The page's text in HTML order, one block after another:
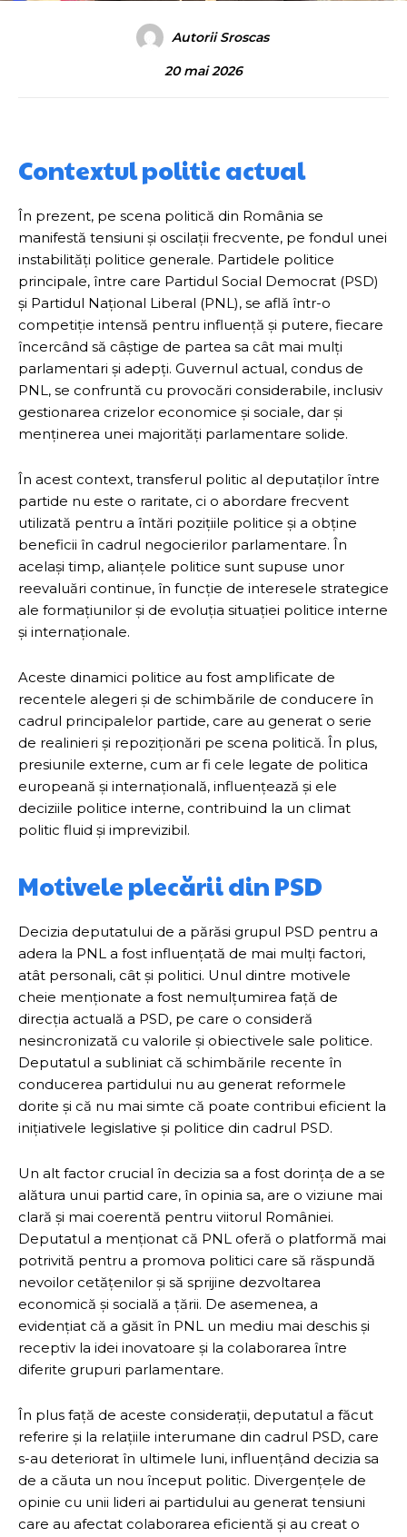
Autorii Sroscas
20 mai 2026
Contextul politic actual
În prezent, pe scena politică din România se
manifestă tensiuni și oscilații frecvente, pe fondul unei
instabilități politice generale. Partidele politice
principale, între care Partidul Social Democrat (PSD)
și Partidul Național Liberal (PNL), se află într-o
competiție intensă pentru influență și putere, fiecare
încercând să câștige de partea sa cât mai mulți
parlamentari și adepți. Guvernul actual, condus de
PNL, se confruntă cu provocări considerabile, inclusiv
gestionarea crizelor economice și sociale, dar și
menținerea unei majorități parlamentare solide.
În acest context, transferul politic al deputaților între
partide nu este o raritate, ci o abordare frecvent
utilizată pentru a întări pozițiile politice și a obține
beneficii în cadrul negocierilor parlamentare. În
același timp, alianțele politice sunt supuse unor
reevaluări continue, în funcție de interesele strategice
ale formațiunilor și de evoluția situației politice interne
și internaționale.
Aceste dinamici politice au fost amplificate de
recentele alegeri și de schimbările de conducere în
cadrul principalelor partide, care au generat o serie
de realinieri și repoziționări pe scena politică. În plus,
presiunile externe, cum ar fi cele legate de politica
europeană și internațională, influențează și ele
deciziile politice interne, contribuind la un climat
politic fluid și imprevizibil.
Motivele plecării din PSD
Decizia deputatului de a părăsi grupul PSD pentru a
adera la PNL a fost influențată de mai mulți factori,
atât personali, cât și politici. Unul dintre motivele
cheie menționate a fost nemulțumirea față de
direcția actuală a PSD, pe care o consideră
nesincronizată cu valorile și obiectivele sale politice.
Deputatul a subliniat că schimbările recente în
conducerea partidului nu au generat reformele
dorite și că nu mai simte că poate contribui eficient la
inițiativele legislative și politice din cadrul PSD.
Un alt factor crucial în decizia sa a fost dorința de a se
alătura unui partid care, în opinia sa, are o viziune mai
clară și mai coerentă pentru viitorul României.
Deputatul a menționat că PNL oferă o platformă mai
potrivită pentru a promova politici care să răspundă
nevoilor cetățenilor și să sprijine dezvoltarea
economică și socială a țării. De asemenea, a
evidențiat că a găsit în PNL un mediu mai deschis și
receptiv la idei inovatoare și la colaborarea între
diferite grupuri parlamentare.
În plus față de aceste considerații, deputatul a făcut
referire și la relațiile interumane din cadrul PSD, care
s-au deteriorat în ultimele luni, influențând decizia sa
de a căuta un nou început politic. Divergențele de
opinie cu unii lideri ai partidului au generat tensiuni
care au afectat colaborarea eficientă și au creat o